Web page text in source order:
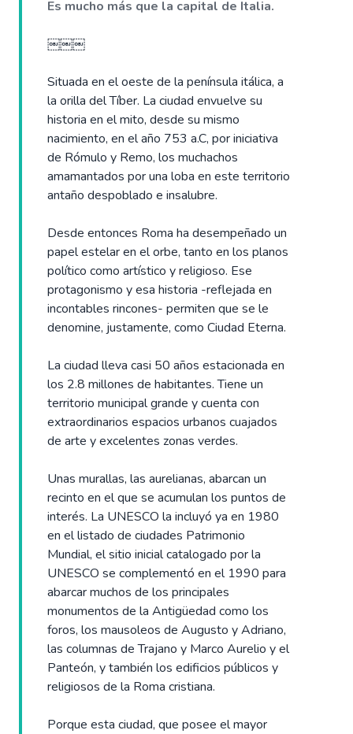
Es mucho más que la capital de Italia.
￼￼￼
Situada en el oeste de la península itálica, a
la orilla del Tíber. La ciudad envuelve su
historia en el mito, desde su mismo
nacimiento, en el año 753 a.C, por iniciativa
de Rómulo y Remo, los muchachos
amamantados por una loba en este territorio
antaño despoblado e insalubre.
Desde entonces Roma ha desempeñado un
papel estelar en el orbe, tanto en los planos
político como artístico y religioso. Ese
protagonismo y esa historia -reflejada en
incontables rincones- permiten que se le
denomine, justamente, como Ciudad Eterna.
La ciudad lleva casi 50 años estacionada en
los 2.8 millones de habitantes. Tiene un
territorio municipal grande y cuenta con
extraordinarios espacios urbanos cuajados
de arte y excelentes zonas verdes.
Unas murallas, las aurelianas, abarcan un
recinto en el que se acumulan los puntos de
interés. La UNESCO la incluyó ya en 1980
en el listado de ciudades Patrimonio
Mundial, el sitio inicial catalogado por la
UNESCO se complementó en el 1990 para
abarcar muchos de los principales
monumentos de la Antigüedad como los
foros, los mausoleos de Augusto y Adriano,
las columnas de Trajano y Marco Aurelio y el
Panteón, y también los edificios públicos y
religiosos de la Roma cristiana.
Porque esta ciudad, que posee el mayor